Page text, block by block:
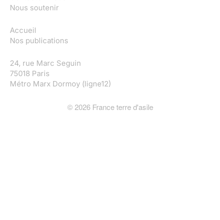
Nous soutenir
Accueil
Nos publications
24, rue Marc Seguin
75018 Paris
Métro Marx Dormoy (ligne12)
© 2026France terre d'asile